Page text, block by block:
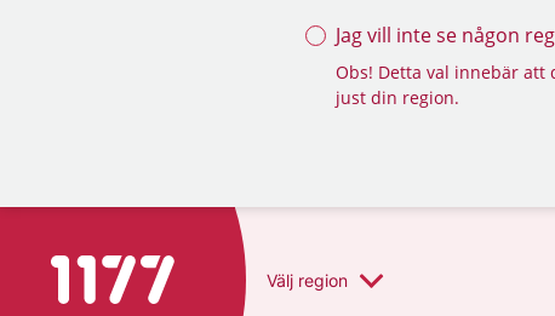
Jag vill inte se någon
Obs! Detta val innebär
just din region.
Till startsidan för 1177 Välj region